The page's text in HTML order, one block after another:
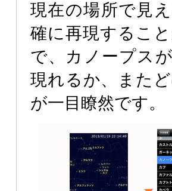
現在の場所で見
確に再現するこ
で、カノープス
現れるか、また
が一目瞭然です。